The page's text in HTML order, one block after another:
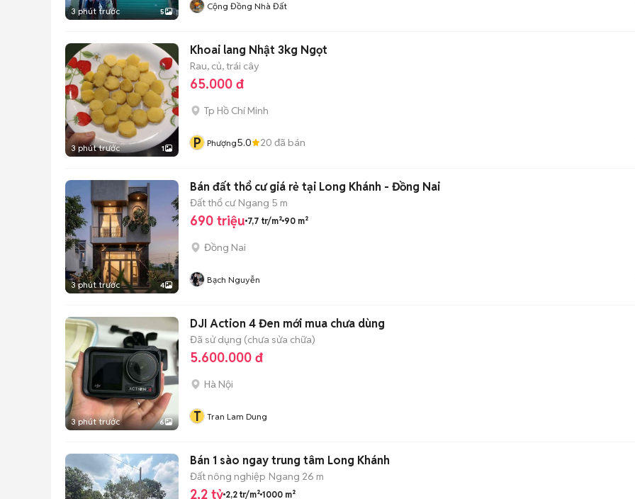
3 phút trước 5 Cộng Đồng Nhà Đất
3 phút trước 1
Khoai lang Nhật 3kg Ngọt
Rau, củ, trái cây
65.000 đ
Tp Hồ Chí Minh
P Phượng5.0 20 đã bán
3 phút trước 4
Bán đất thổ cư giá rẻ tại Long Khánh - Đồng Nai
Đất thổ cư Ngang 5 m
690 triệu 7,7 tr/m² 90 m²
Đồng Nai
Bạch Nguyễn
3 phút trước 6
DJI Action 4 Đen mới mua chưa dùng
Đã sử dụng (chưa sửa chữa)
5.600.000 đ
Hà Nội
T Tran Lam Dung
Bán 1 sào ngay trung tâm Long Khánh
Đất nông nghiệp Ngang 26 m
2,2 tỷ 2,2 tr/m² 1000 m²